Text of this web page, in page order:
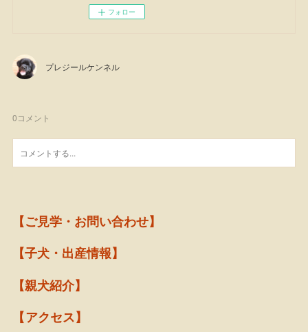
フォロー
プレジールケンネル
0コメント
【ご見学・お問い合わせ】
【子犬・出産情報】
【親犬紹介】
【アクセス】